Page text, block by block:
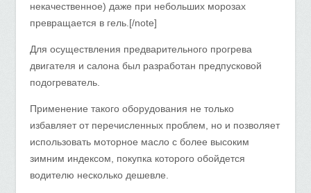
некачественное) даже при небольших морозах
превращается в гель.[/note]
Для осуществления предварительного прогрева
двигателя и салона был разработан предпусковой
подогреватель.
Применение такого оборудования не только
избавляет от перечисленных проблем, но и позволяет
использовать моторное масло с более высоким
зимним индексом, покупка которого обойдется
водителю несколько дешевле.